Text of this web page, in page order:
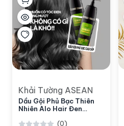
Khải Tường ASEAN
Dầu Gội Phủ Bạc Thiên
Nhiên Alo Hair Đen
(0)